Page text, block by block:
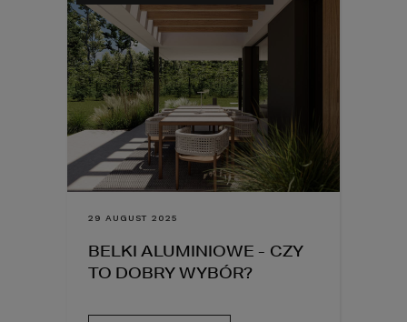
29 AUGUST 2025
BELKI ALUMINIOWE - CZY
TO DOBRY WYBÓR?